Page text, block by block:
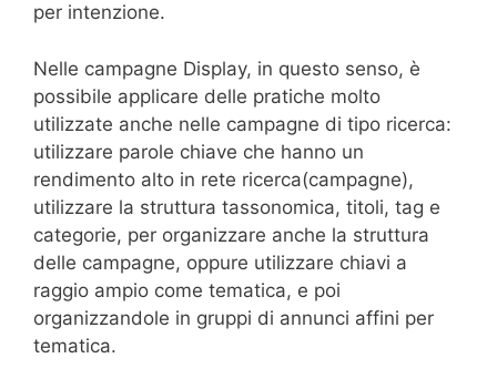
per intenzione.
Nelle campagne Display, in questo senso, è
possibile applicare delle pratiche molto
utilizzate anche nelle campagne di tipo ricerca:
utilizzare parole chiave che hanno un
rendimento alto in rete ricerca(campagne),
utilizzare la struttura tassonomica, titoli, tag e
categorie, per organizzare anche la struttura
delle campagne, oppure utilizzare chiavi a
raggio ampio come tematica, e poi
organizzandole in gruppi di annunci affini per
tematica.